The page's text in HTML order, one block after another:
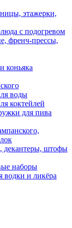
этажерки,
с подогревом
френч-прессы,
коньяка
воды
коктейлей
для пива
штофы
наборы
водки и ликёра